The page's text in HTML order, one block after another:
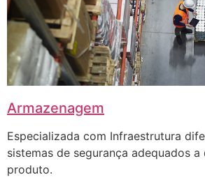
Armazenagem
Especializada com Infraestrutura
sistemas de segurança adequados
produto.